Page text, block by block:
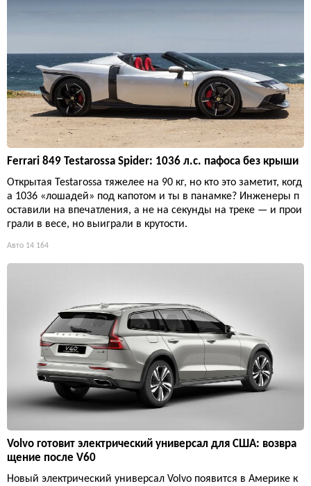
Ferrari 849 Testarossa Spider: 1036 л.с. пафоса без крыши
Открытая Testarossa тяжелее на 90 кг, но кто это заметит, когд
а 1036 «лошадей» под капотом и ты в панамке? Инженеры п
оставили на впечатления, а не на секунды на треке — и прои
грали в весе, но выиграли в крутости.
Авто 14 164
Volvo готовит электрический универсал для США: возвра
щение после V60
Новый электрический универсал Volvo появится в Америке к